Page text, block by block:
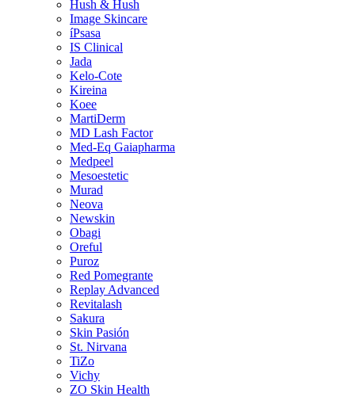
Hush & Hush
Image Skincare
íPsasa
IS Clinical
Jada
Kelo-Cote
Kireina
Koee
MartiDerm
MD Lash Factor
Med-Eq Gaiapharma
Medpeel
Mesoestetic
Murad
Neova
Newskin
Obagi
Oreful
Puroz
Red Pomegrante
Replay Advanced
Revitalash
Sakura
Skin Pasión
St. Nirvana
TiZo
Vichy
ZO Skin Health